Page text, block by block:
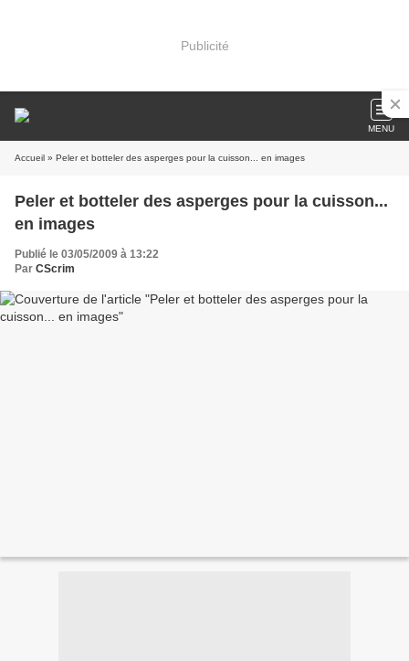
Publicité
MENU
Accueil » Peler et botteler des asperges pour la cuisson... en images
Peler et botteler des asperges pour la cuisson...
en images
Publié le 03/05/2009 à 13:22
Par CScrim